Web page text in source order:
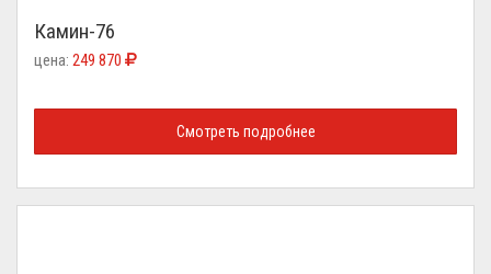
Камин-76
цена: 249 870
Смотреть подробнее